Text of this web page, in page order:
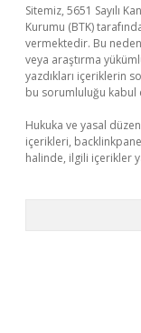
Sitemiz, 5651 Sayılı
Kurumu (BTK)
vermektedir. Bu
veya araştırma
yazdıkları içeriklerin
bu sorumluluğu kabul
Hukuka ve yasal
içerikleri,
halinde, ilgili içerikler